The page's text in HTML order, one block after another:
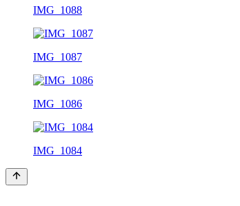
IMG_1088
IMG_1087
IMG_1086
IMG_1084